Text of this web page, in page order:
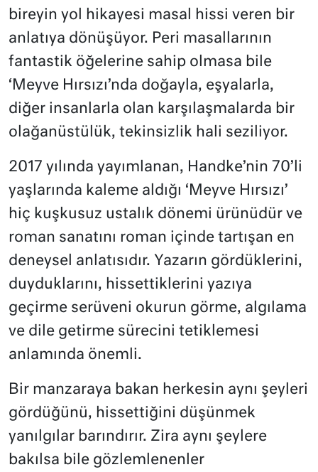
bireyin yol hikayesi masal hissi veren bir
anlatıya dönüşüyor. Peri masallarının
fantastik öğelerine sahip olmasa bile
‘Meyve Hırsızı’nda doğayla, eşyalarla,
diğer insanlarla olan karşılaşmalarda bir
olağanüstülük, tekinsizlik hali seziliyor.
2017 yılında yayımlanan, Handke’nin 70’li
yaşlarında kaleme aldığı ‘Meyve Hırsızı’
hiç kuşkusuz ustalık dönemi ürünüdür ve
roman sanatını roman içinde tartışan en
deneysel anlatısıdır. Yazarın gördüklerini,
duyduklarını, hissettiklerini yazıya
geçirme serüveni okurun görme, algılama
ve dile getirme sürecini tetiklemesi
anlamında önemli.
Bir manzaraya bakan herkesin aynı şeyleri
gördüğünü, hissettiğini düşünmek
yanılgılar barındırır. Zira aynı şeylere
bakılsa bile gözlemlenenler